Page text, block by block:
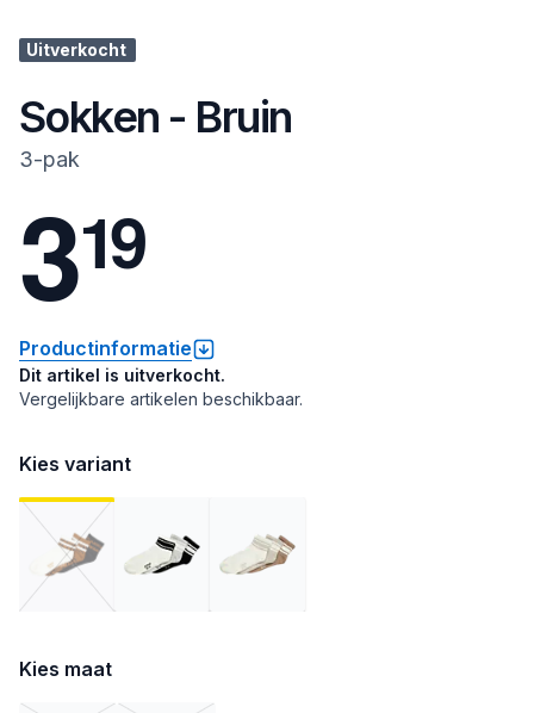
Uitverkocht
Sokken - Bruin
3-pak
319
Productinformatie
Dit artikel is uitverkocht.
Vergelijkbare artikelen beschikbaar.
Kies variant
Kies maat